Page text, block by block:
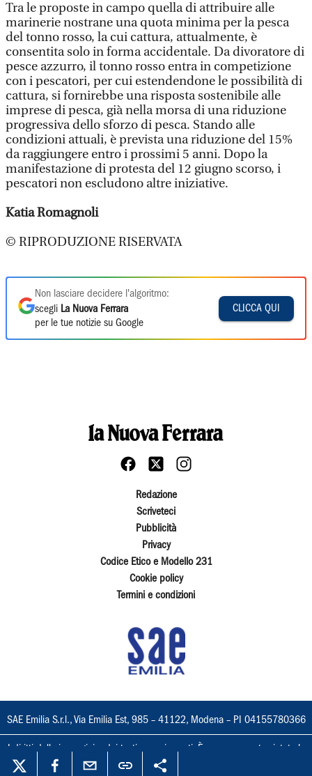
Tra le proposte in campo quella di attribuire alle
marinerie nostrane una quota minima per la pesca
del tonno rosso, la cui cattura, attualmente, è
consentita solo in forma accidentale. Da divoratore di
pesce azzurro, il tonno rosso entra in competizione
con i pescatori, per cui estendendone le possibilità di
cattura, si fornirebbe una risposta sostenibile alle
imprese di pesca, già nella morsa di una riduzione
progressiva dello sforzo di pesca. Stando alle
condizioni attuali, è prevista una riduzione del 15%
da raggiungere entro i prossimi 5 anni. Dopo la
manifestazione di protesta del 12 giugno scorso, i
pescatori non escludono altre iniziative.
Katia Romagnoli
© RIPRODUZIONE RISERVATA
Non lasciare decidere l'algoritmo:
scegli La Nuova Ferrara
per le tue notizie su Google
CLICCA QUI
Redazione
Scriveteci
Pubblicità
Privacy
Codice Etico e Modello 231
Cookie policy
Termini e condizioni
SAE Emilia S.r.l., Via Emilia Est, 985 – 41122, Modena – PI 04155780366
I diritti delle immagini e dei testi sono riservati. È espressamente vietata la
loro riproduzione con qualsiasi mezzo e l'adattamento totale o parziale.